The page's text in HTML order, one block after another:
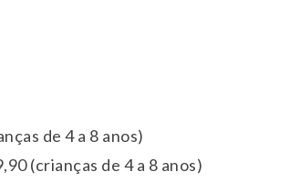
de 4 a 8 anos)
(crianças de 4 a 8 anos)